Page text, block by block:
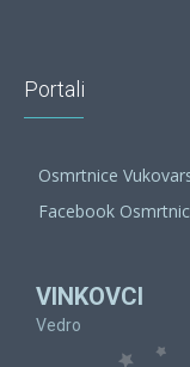
Portali
Osmrtnice
Facebook
VINKOVCI
Vedro